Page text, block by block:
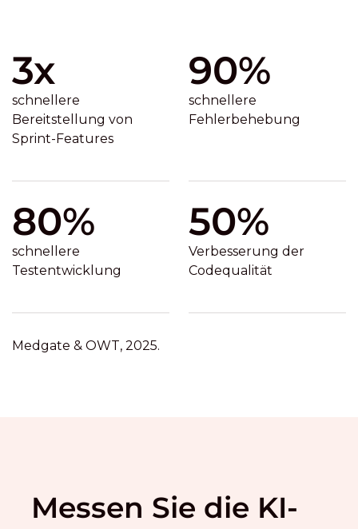
3x
schnellere
Bereitstellung von
Sprint-Features
90%
schnellere
Fehlerbehebung
80%
schnellere
Testentwicklung
50%
Verbesserung der
Codequalität
Medgate & OWT, 2025.
Messen Sie die KI-